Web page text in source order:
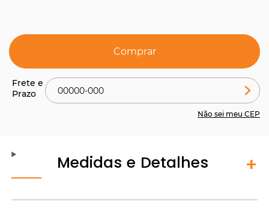
Comprar
Não sei meu CEP
Medidas e Detalhes